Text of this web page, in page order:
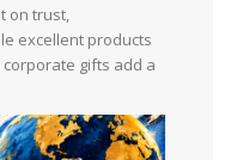
on trust,
excellent products
gifts add a